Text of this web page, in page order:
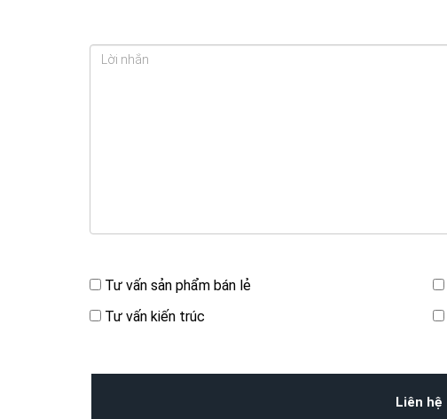
Tư vấn sản phẩm bán lẻ
Tư vấn kiến trúc